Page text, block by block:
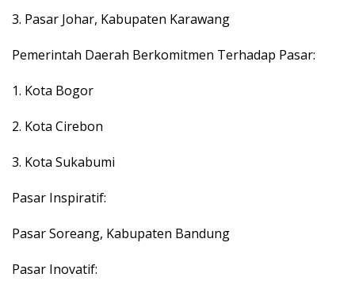
3. Pasar Johar, Kabupaten Karawang
Pemerintah Daerah Berkomitmen Terhadap Pasar:
1. Kota Bogor
2. Kota Cirebon
3. Kota Sukabumi
Pasar Inspiratif:
Pasar Soreang, Kabupaten Bandung
Pasar Inovatif: